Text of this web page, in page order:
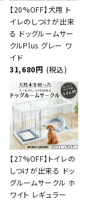
【20%OFF】犬用 ト
イレのしつけが出来
る ドッグルームサー
クルPlus グレー ワ
イド
31,680円 (税込)
【27%OFF】トイレの
しつけが出来る ドッ
グルームサークル ホ
ワイト レギュラー